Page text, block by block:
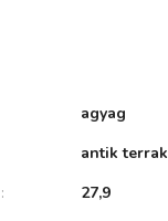
agyag
antik
27,9